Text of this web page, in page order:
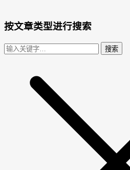
按文章类型进行搜索